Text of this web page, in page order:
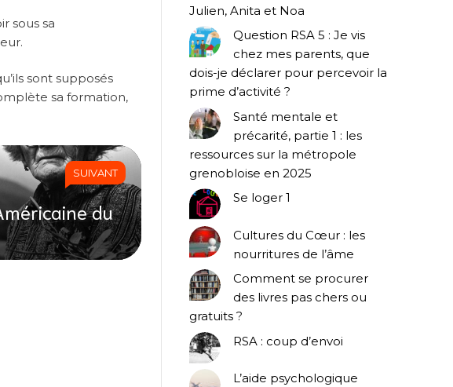
sous sa
sont supposés
sa formation,
SUIVANT
du
Julien, Anita et Noa
Question RSA 5 : Je vis
chez mes parents, que
dois-je déclarer pour percevoir la
prime d’activité ?
Santé mentale et
précarité, partie 1 : les
ressources sur la métropole
grenobloise en 2025
Se loger 1
Cultures du Cœur : les
nourritures de l’âme
Comment se procurer
des livres pas chers ou
gratuits ?
RSA : coup d’envoi
L’aide psychologique